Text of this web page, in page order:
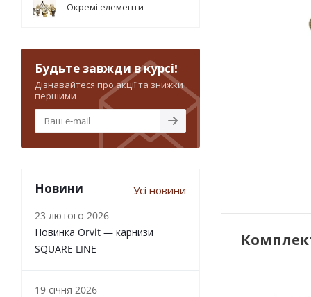
Окремі елементи
Будьте завжди в курсі!
Дізнавайтеся про акції та знижки
першими
Новини Усі новини
23 лютого 2026
Новинка Orvit — карнизи
SQUARE LINE
19 січня 2026